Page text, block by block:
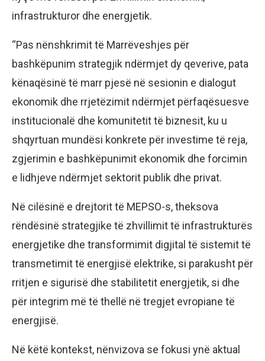
infrastrukturor dhe energjetik.
“Pas nënshkrimit të Marrëveshjes për
bashkëpunim strategjik ndërmjet dy qeverive, pata
kënaqësinë të marr pjesë në sesionin e dialogut
ekonomik dhe rrjetëzimit ndërmjet përfaqësuesve
institucionalë dhe komunitetit të biznesit, ku u
shqyrtuan mundësi konkrete për investime të reja,
zgjerimin e bashkëpunimit ekonomik dhe forcimin
e lidhjeve ndërmjet sektorit publik dhe privat.
Në cilësinë e drejtorit të MEPSO-s, theksova
rëndësinë strategjike të zhvillimit të infrastrukturës
energjetike dhe transformimit digjital të sistemit të
transmetimit të energjisë elektrike, si parakusht për
rritjen e sigurisë dhe stabilitetit energjetik, si dhe
për integrim më të thellë në tregjet evropiane të
energjisë.
Në këtë kontekst, nënvizova se fokusi ynë aktual